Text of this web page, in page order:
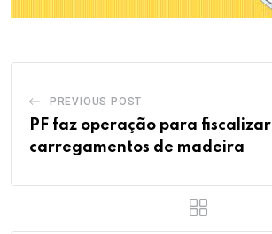
PREVIOUS POST
PF faz operação para fiscalizar
carregamentos de madeira